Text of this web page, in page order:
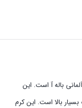
باله آ است. این
بالا است. این کرم